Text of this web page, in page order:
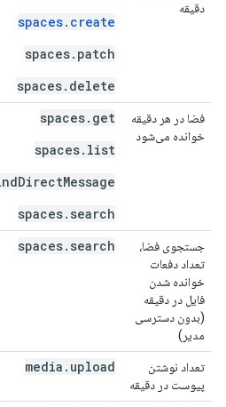
دقیقه
spaces.create
spaces.patch
spaces.delete
فضا در هر دقیقه
خوانده می‌شود
spaces.get
spaces.list
spaces.search
جستجوی فضا،
تعداد دفعات
خوانده شدن
فایل در دقیقه
(بدون دسترسی
مدیر)
spaces.search
تعداد نوشتن
پیوست در دقیقه
media.upload